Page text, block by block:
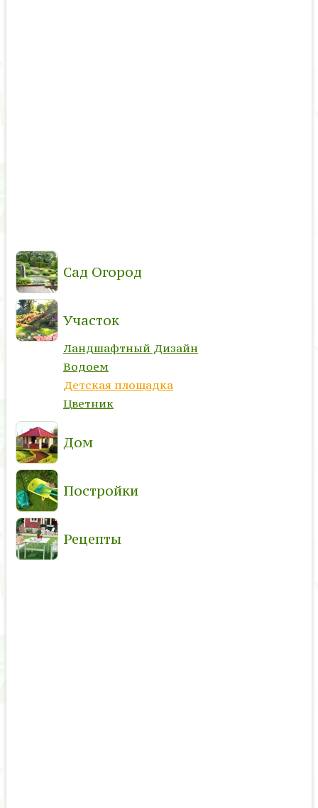
Сад Огород
Участок
Ландшафтный Дизайн
Водоем
Детская площадка
Цветник
Дом
Постройки
Рецепты